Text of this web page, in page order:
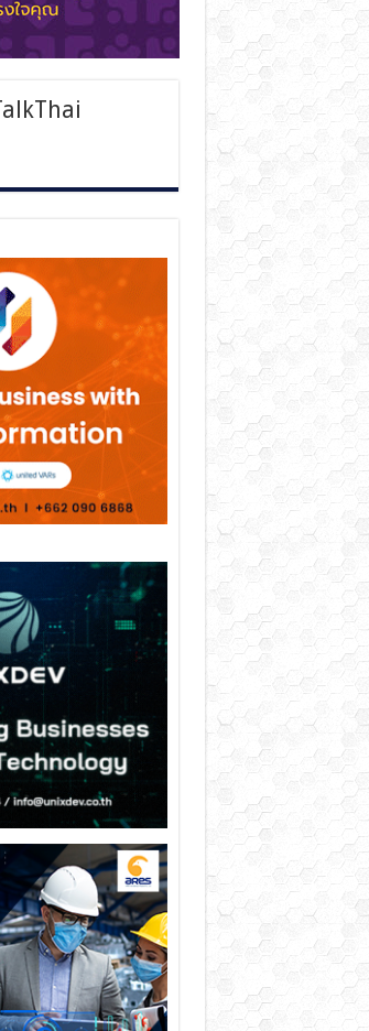
manutalkthai/